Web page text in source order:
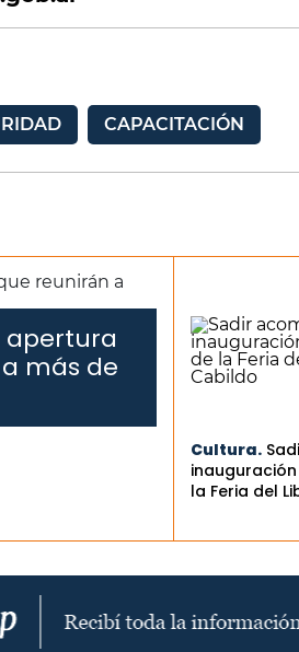
CAPACITACIÓN
apertura
más de
Cultura.
la Feria del